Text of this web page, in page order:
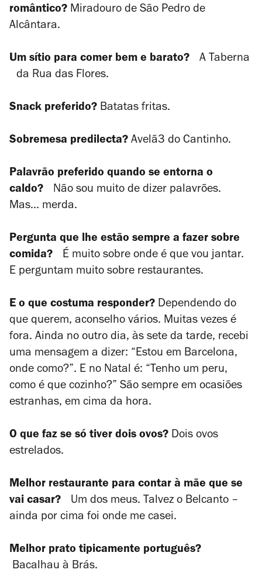
romântico? Miradouro de São Pedro de
Alcântara.
Um sítio para comer bem e barato?
A Taberna
da Rua das Flores.
Snack preferido? Batatas fritas.
Sobremesa predilecta? Avelã3 do Cantinho.
Palavrão preferido quando se entorna o
caldo?
Não sou muito de dizer palavrões.
Mas... merda.
Pergunta que lhe estão sempre a fazer sobre
comida?
É muito sobre onde é que vou jantar.
E perguntam muito sobre restaurantes.
E o que costuma responder? Dependendo do
que querem, aconselho vários. Muitas vezes é
fora. Ainda no outro dia, às sete da tarde, recebi
uma mensagem a dizer: “Estou em Barcelona,
onde como?”. E no Natal é: “Tenho um peru,
como é que cozinho?” São sempre em ocasiões
estranhas, em cima da hora.
O que faz se só tiver dois ovos? Dois ovos
estrelados.
Melhor restaurante para contar à mãe que se
vai casar?
Um dos meus. Talvez o Belcanto –
ainda por cima foi onde me casei.
Melhor prato tipicamente português?
Bacalhau à Brás.